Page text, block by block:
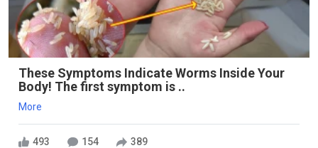
These Symptoms Indicate Worms Inside Your
Body! The first symptom is ..
More
493 154 389